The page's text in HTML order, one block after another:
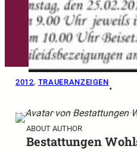
2012, TRAUERANZEIGEN
•
ABOUT AUTHOR
Bestattungen